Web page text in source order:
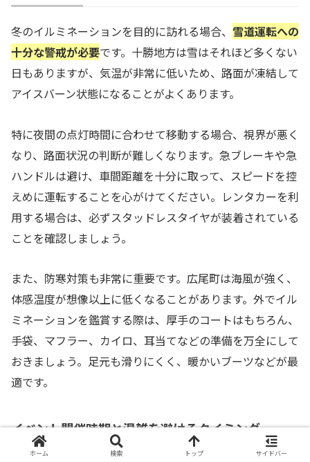
冬のイルミネーションを目的に訪れる場合、 雪道運転への
十分な警戒が必要です。十勝地方は雪はそれほど多くない
日もありますが、気温が非常に低いため、路面が凍結して
アイスバーン状態になることがよくあります。
特に夜間の点灯時間に合わせて移動する場合、視界が悪く
なり、路面状況の判断が難しくなります。急ブレーキや急
ハンドルは避け、車間距離を十分に取って、スピードを控
えめに運転することを心がけてください。レンタカーを利
用する場合は、必ずスタッドレスタイヤが装着されている
ことを確認しましょう。
また、防寒対策も非常に重要です。広尾町は海風が強く、
体感温度が想像以上に低くなることがあります。外でイル
ミネーションを鑑賞する際は、厚手のコートはもちろん、
手袋、マフラー、カイロ、耳当てなどの準備を万全にして
おきましょう。足元も滑りにくく、暖かいブーツなどが最
適です。
イベント開催時期と混雑を避けるタイミング
ホーム 検索 トップ サイドバー